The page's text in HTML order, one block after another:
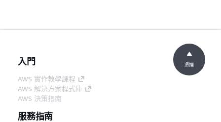
入門
AWS 實作教學課程
AWS 解決方案程式庫
AWS 決策指南
服務指南
頂端